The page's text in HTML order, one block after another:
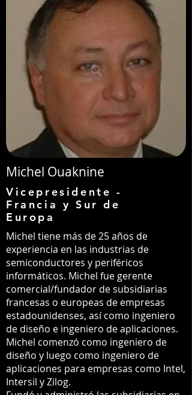
Michel Ouaknine
Vicepresidente -
Francia y Sur de
Europa
Michel tiene más de 25 años de
experiencia en las industrias de
semiconductores y periféricos
informáticos. Michel fue gerente
comercial/fundador de subsidiarias
francesas o europeas de empresas
estadounidenses, así como ingeniero
de diseño e ingeniero de aplicaciones.
Michel comenzó como ingeniero de
diseño y luego como ingeniero de
aplicaciones para empresas como Intel,
Intersil y Zilog.